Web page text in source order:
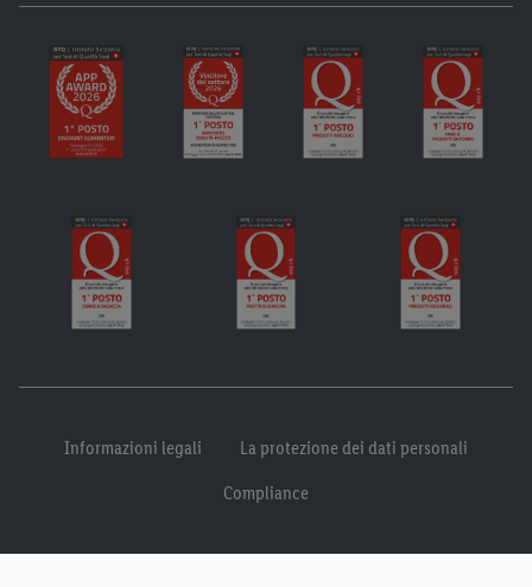
Informazioni legali
La protezione dei dati personali
Compliance